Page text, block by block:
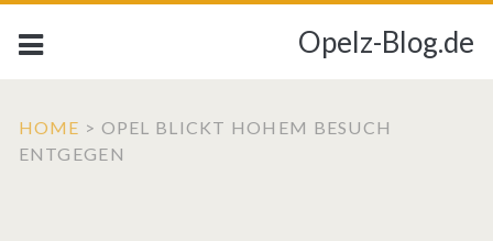
Opelz-Blog.de
HOME > OPEL BLICKT HOHEM BESUCH
ENTGEGEN